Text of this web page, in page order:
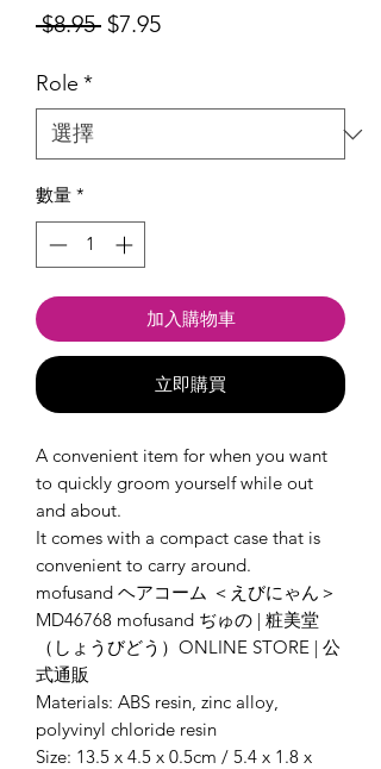
$8.95 一
$7.95促
Role *
數量 *
加入購物車
立即購買
A convenient item for when you want
to quickly groom yourself while out
and about.
It comes with a compact case that is
convenient to carry around.
mofusand ヘアコーム ＜えびにゃん＞
MD46768 mofusand ぢゅの | 粧美堂
（しょうびどう）ONLINE STORE | 公
式通販
Materials: ABS resin, zinc alloy,
polyvinyl chloride resin
Size: 13.5 x 4.5 x 0.5cm / 5.4 x 1.8 x